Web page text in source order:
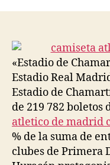
«Estadio de
Estadio Real
Estadio de
de 219 782
atletico de madrid
% de la suma de
clubes de Primera